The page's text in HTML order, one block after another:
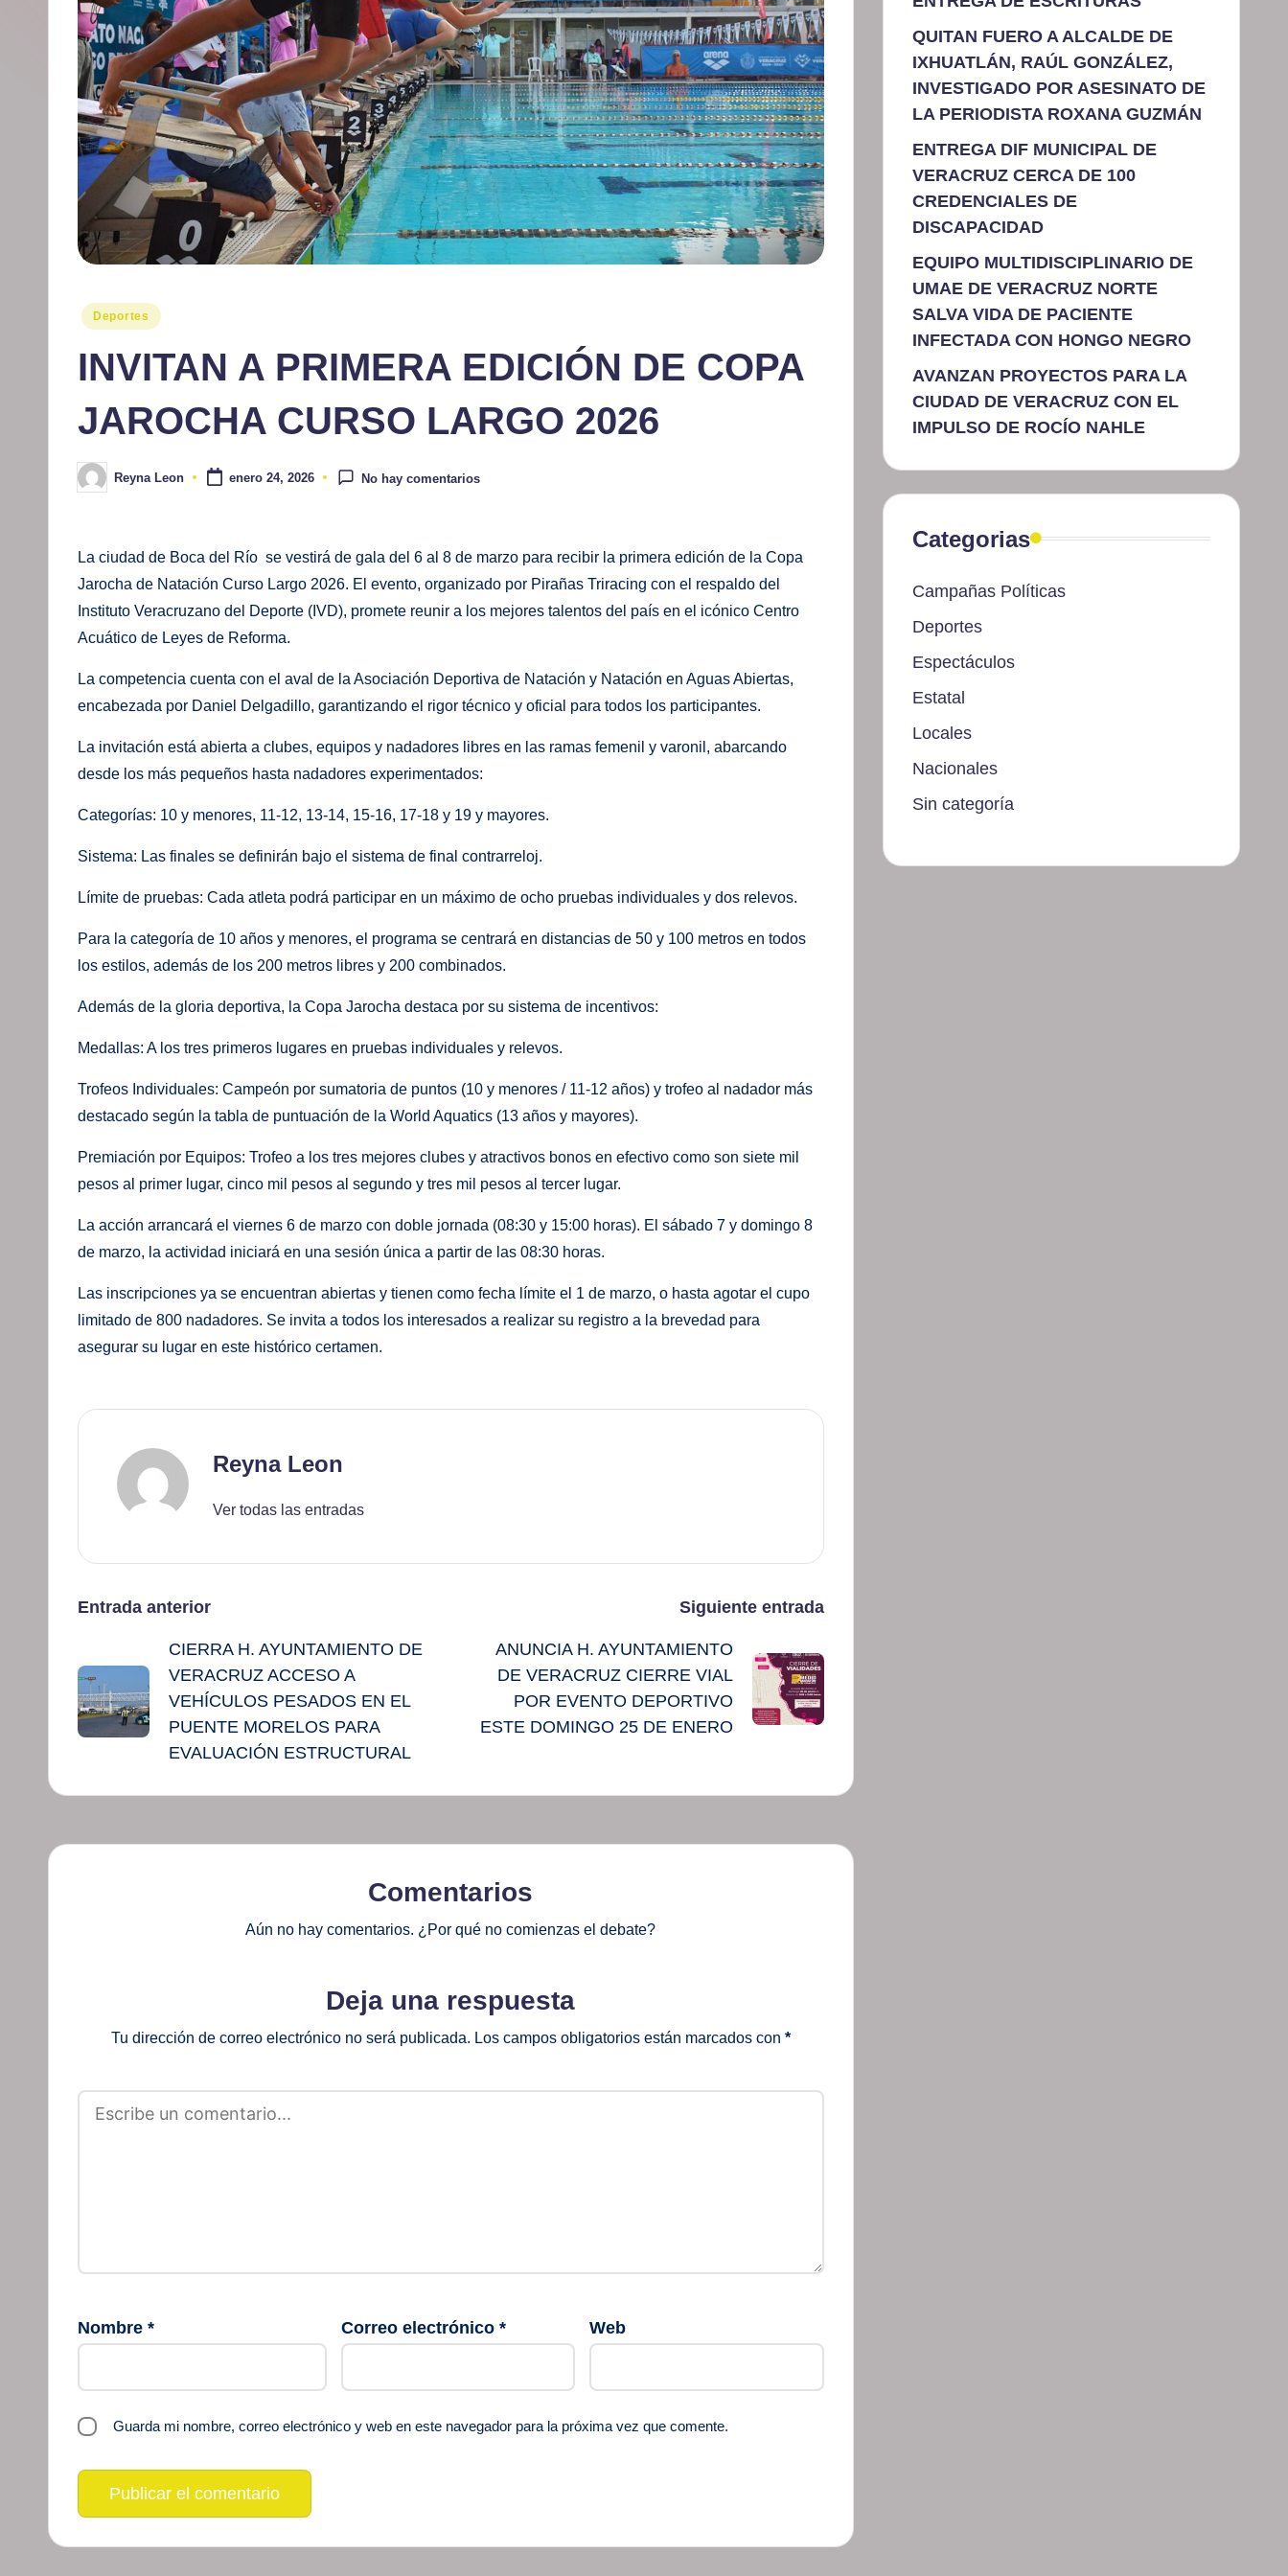
m
at
iv
o
Publicado
Deportes
INVITAN A PRIMERA EDICIÓN DE COPA
JAROCHA CURSO LARGO 2026
PublicadoReyna Leon enero 24, 2026 No hay comentarios
La ciudad de Boca del Río se vestirá de gala del 6 al 8 de marzo para recibir la primera edición de la Copa
Jarocha de Natación Curso Largo 2026. El evento, organizado por Pirañas Triracing con el respaldo del
Instituto Veracruzano del Deporte (IVD), promete reunir a los mejores talentos del país en el icónico Centro
Acuático de Leyes de Reforma.
La competencia cuenta con el aval de la Asociación Deportiva de Natación y Natación en Aguas Abiertas,
encabezada por Daniel Delgadillo, garantizando el rigor técnico y oficial para todos los participantes.
La invitación está abierta a clubes, equipos y nadadores libres en las ramas femenil y varonil, abarcando
desde los más pequeños hasta nadadores experimentados:
Categorías: 10 y menores, 11-12, 13-14, 15-16, 17-18 y 19 y mayores.
Sistema: Las finales se definirán bajo el sistema de final contrarreloj.
Límite de pruebas: Cada atleta podrá participar en un máximo de ocho pruebas individuales y dos relevos.
Para la categoría de 10 años y menores, el programa se centrará en distancias de 50 y 100 metros en todos
los estilos, además de los 200 metros libres y 200 combinados.
Además de la gloria deportiva, la Copa Jarocha destaca por su sistema de incentivos:
Medallas: A los tres primeros lugares en pruebas individuales y relevos.
Trofeos Individuales: Campeón por sumatoria de puntos (10 y menores / 11-12 años) y trofeo al nadador más
destacado según la tabla de puntuación de la World Aquatics (13 años y mayores).
Premiación por Equipos: Trofeo a los tres mejores clubes y atractivos bonos en efectivo como son siete mil
pesos al primer lugar, cinco mil pesos al segundo y tres mil pesos al tercer lugar.
La acción arrancará el viernes 6 de marzo con doble jornada (08:30 y 15:00 horas). El sábado 7 y domingo 8
de marzo, la actividad iniciará en una sesión única a partir de las 08:30 horas.
Las inscripciones ya se encuentran abiertas y tienen como fecha límite el 1 de marzo, o hasta agotar el cupo
limitado de 800 nadadores. Se invita a todos los interesados a realizar su registro a la brevedad para
asegurar su lugar en este histórico certamen.
Reyna Leon
Ver todas las entradas
Navegación
de
entradas
Entrada anterior
CIERRA H. AYUNTAMIENTO DE
VERACRUZ ACCESO A
VEHÍCULOS PESADOS EN EL
PUENTE MORELOS PARA
EVALUACIÓN ESTRUCTURAL
Siguiente entrada
ANUNCIA H. AYUNTAMIENTO
DE VERACRUZ CIERRE VIAL
POR EVENTO DEPORTIVO
ESTE DOMINGO 25 DE ENERO
Comentarios
Aún no hay comentarios. ¿Por qué no comienzas el debate?
Deja una respuesta
Tu dirección de correo electrónico no será publicada. Los campos obligatorios están marcados con *
Nombre * Correo electrónico * Web
Guarda mi nombre, correo electrónico y web en este navegador para la próxima vez que comente.
QUITAN FUERO A ALCALDE DE
IXHUATLÁN, RAÚL GONZÁLEZ,
INVESTIGADO POR ASESINATO DE
LA PERIODISTA ROXANA GUZMÁN
ENTREGA DIF MUNICIPAL DE
VERACRUZ CERCA DE 100
CREDENCIALES DE
DISCAPACIDAD
EQUIPO MULTIDISCIPLINARIO DE
UMAE DE VERACRUZ NORTE
SALVA VIDA DE PACIENTE
INFECTADA CON HONGO NEGRO
AVANZAN PROYECTOS PARA LA
CIUDAD DE VERACRUZ CON EL
IMPULSO DE ROCÍO NAHLE
Categorias
Campañas Políticas
Deportes
Espectáculos
Estatal
Locales
Nacionales
Sin categoría